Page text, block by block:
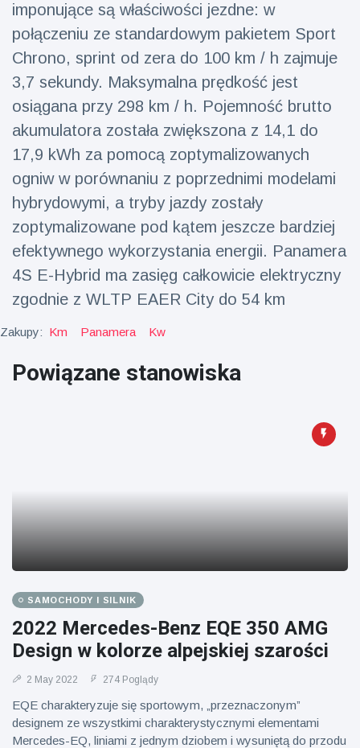
Konserywiści
świętują
narodziny
pierwszego
tapira
nizinne w
brytyjskim
zoo od 14 lat
16 July
179
Poglądy
Mężczyzna z
Florydy
aresztowany
po odpaleniu
fajerwerków
z jadącego
samochodu
Poglądy
imponujące są właściwości jezdne: w
połączeniu ze standardowym pakietem Sport
Chrono, sprint od zera do 100 km / h zajmuje
3,7 sekundy. Maksymalna prędkość jest
osiągana przy 298 km / h. Pojemność brutto
akumulatora została zwiększona z 14,1 do
17,9 kWh za pomocą zoptymalizowanych
ogniw w porównaniu z poprzednimi modelami
hybrydowymi, a tryby jazdy zostały
zoptymalizowane pod kątem jeszcze bardziej
efektywnego wykorzystania energii. Panamera
4S E-Hybrid ma zasięg całkowicie elektryczny
zgodnie z WLTP EAER City do 54 km
Zakupy: Km Panamera Kw
Powiązane stanowiska
SAMOCHODY I SILNIK
2022 Mercedes-Benz EQE 350 AMG
Design w kolorze alpejskiej szarości
2 May 2022 274 Poglądy
EQE charakteryzuje się sportowym, „przeznaczonym”
designem ze wszystkimi charakterystycznymi elementami
Mercedes-EQ, liniami z jednym dziobem i wysuniętą do przodu